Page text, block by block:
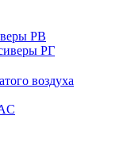
РВ
РГ
воздуха